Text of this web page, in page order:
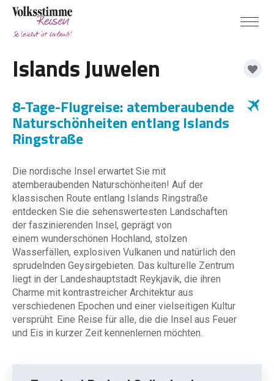
Islands Juwelen
8-Tage-Flugreise: atemberaubende
Naturschönheiten entlang Islands
Ringstraße
Die nordische Insel erwartet Sie mit
atemberaubenden Naturschönheiten! Auf der
klassischen Route entlang Islands Ringstraße
entdecken Sie die sehenswertesten Landschaften
der faszinierenden Insel, geprägt von
einem wunderschönen Hochland, stolzen
Wasserfällen, explosiven Vulkanen und natürlich den
sprudelnden Geysirgebieten. Das kulturelle Zentrum
liegt in der Landeshauptstadt Reykjavik, die ihren
Charme mit kontrastreicher Architektur aus
verschiedenen Epochen und einer vielseitigen Kultur
versprüht. Eine Reise für alle, die die Insel aus Feuer
und Eis in kurzer Zeit kennenlernen möchten.